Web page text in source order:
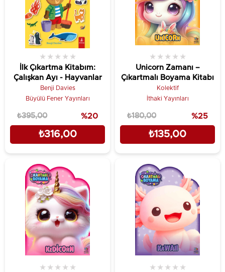
İlk Çıkartma Kitabım:
Çalışkan Ayı - Hayvanlar
★ ★ ★ ★ ★
Benji Davies
Büyülü Fener Yayınları
₺316,00
₺395,00 %20
Unicorn Zamanı –
Çıkartmalı Boyama Kitabı
★ ★ ★ ★ ★
Kolektif
İthaki Yayınları
₺135,00
₺180,00 %25
★ ★ ★ ★ ★ ★ ★ ★ ★ ★